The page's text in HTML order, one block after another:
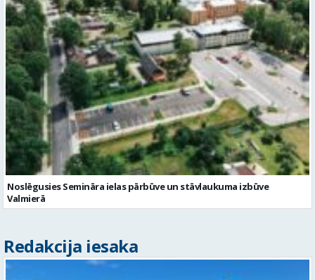
Noslēgusies Semināra ielas pārbūve un stāvlaukuma izbūve
Valmierā
Redakcija iesaka